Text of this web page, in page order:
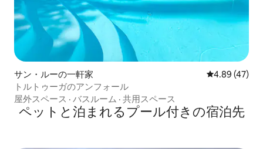
サン・ルーの一軒家 レビュー47
4.89 (47)
トルトゥーガのアンフォール
屋外スペース · バスルーム · 共用スペース
ペットと泊まれるプール付きの宿泊先